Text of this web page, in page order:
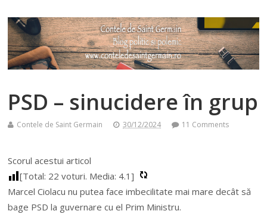
PSD – sinucidere în grup
Contele de Saint Germain 30/12/2024 11 Comments
Scorul acestui articol
[Total: 22 voturi. Media: 4.1]
Marcel Ciolacu nu putea face imbecilitate mai mare decât să
bage PSD la guvernare cu el Prim Ministru.